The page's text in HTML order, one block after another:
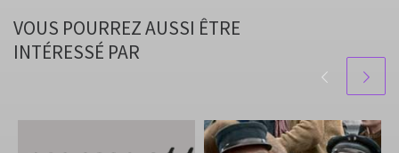
VOUS POURREZ AUSSI ÊTRE
INTÉRESSÉ PAR